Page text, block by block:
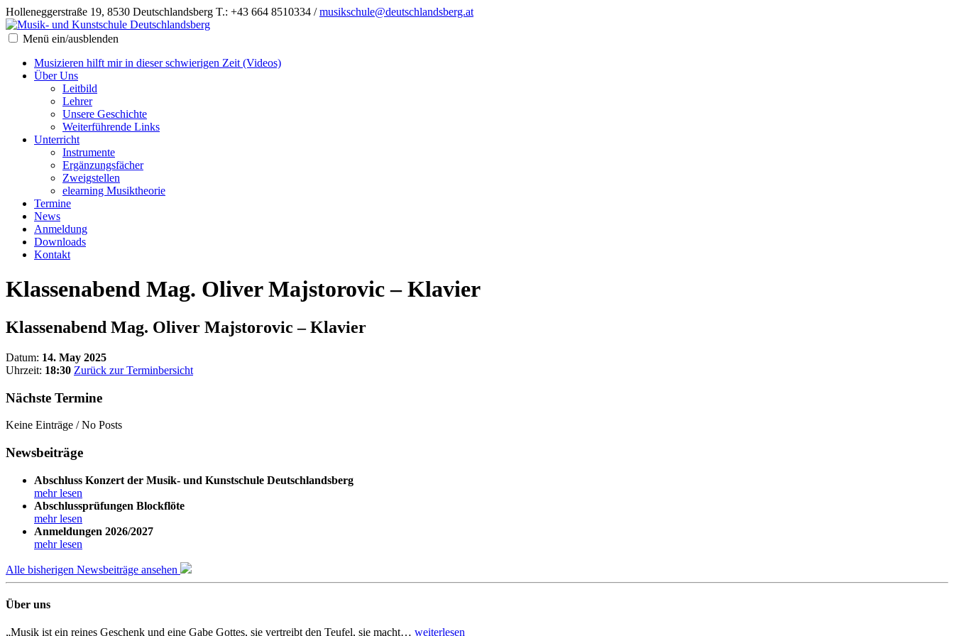
Holleneggerstraße 19, 8530 Deutschlandsberg T.: +43 664 8510334 /musikschule@deutschlandsberg.at
Menü ein/ausblenden
Musizieren hilft mir in dieser schwierigen Zeit (Videos)
Über Uns
Leitbild
Lehrer
Unsere Geschichte
Weiterführende Links
Unterricht
Instrumente
Ergänzungsfächer
Zweigstellen
elearning Musiktheorie
Termine
News
Anmeldung
Downloads
Kontakt
Klassenabend Mag. Oliver Majstorovic – Klavier
Klassenabend Mag. Oliver Majstorovic – Klavier
Datum: 14. May 2025
Uhrzeit: 18:30 Zurück zur Terminbersicht
Nächste Termine
Keine Einträge / No Posts
Newsbeiträge
Abschluss Konzert der Musik- und Kunstschule Deutschlandsberg
mehr lesen
Abschlussprüfungen Blockflöte
mehr lesen
Anmeldungen 2026/2027
mehr lesen
Alle bisherigen Newsbeiträge ansehen
Über uns
„Musik ist ein reines Geschenk und eine Gabe Gottes, sie vertreibt den Teufel, sie macht… weiterlesen